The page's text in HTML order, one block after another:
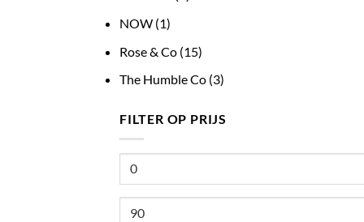
NOW (1)
Rose & Co (15)
The Humble Co (3)
FILTER OP PRIJS
Min.